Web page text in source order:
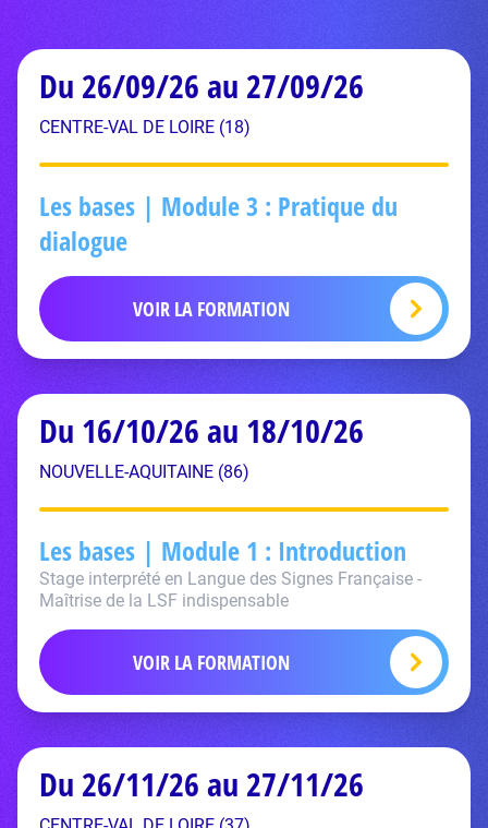
Du 26/09/26 au 27/09/26
CENTRE-VAL DE LOIRE (18)
Les bases | Module 3 : Pratique du
dialogue
VOIR LA FORMATION
Du 16/10/26 au 18/10/26
NOUVELLE-AQUITAINE (86)
Les bases | Module 1 : Introduction
Stage interprété en Langue des Signes Française -
Maîtrise de la LSF indispensable
VOIR LA FORMATION
Du 26/11/26 au 27/11/26